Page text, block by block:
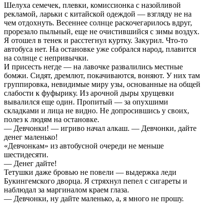
Шелуха семечек, плевки, комиссионка с назойливой
рекламой, ларьки с китайской одеждой — взгляду не на
чем отдохнуть. Весеннее солнце раскочегарилось вдруг,
прорезало пыльный, еще не очистившийся с зимы воздух.
Я отошел в тенек и расстегнул куртку. Закурил. Что-то
автобуса нет. На остановке уже собрался народ, плавится
на солнце с непривычки.
И присесть негде — на лавочке развалились местные
бомжи. Сидят, дремлют, покачиваются, воняют. У них там
группировка, невидимые миру узы, основанные на общей
слабости к фуфырику. Из арочной дыры хрущевки
вывалился еще один. Пропитый — за опухшими
складками и лица не видно. Не допросившись у своих,
полез к людям на остановке.
— Девчонки! — игриво начал алкаш. — Девчонки, дайте
денег маленько!
«Девчонкам» из автобусной очереди не меньше
шестидесяти.
— Денег дайте!
Тетушки даже бровью не повели — выдержка леди
Букингемского дворца. Я стряхнул пепел с сигареты и
наблюдал за маргиналом краем глаза.
— Девчонки, ну дайте маленько, а, я много не прошу.